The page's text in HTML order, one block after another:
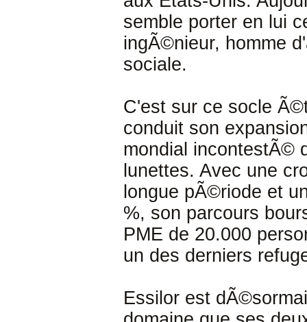
semble porter en lui
ingÃ©nieur, homme
sociale.
C'est sur ce socle
conduit son
mondial incontestÃ©
lunettes. Avec une
longue pÃ©riode et
%, son parcours
PME de 20.000
un des derniers
Essilor est